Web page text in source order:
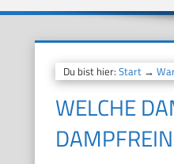
Du bist hier: Start→
WELCHE